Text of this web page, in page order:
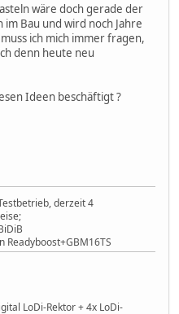
wäre doch gerade der
im Bau und wird noch Jahre
ich mich immer fragen,
denn heute neu
Ideen beschäftigt ?
derzeit 4
Readyboost+GBM16TS
LoDi-Rektor + 4x LoDi-